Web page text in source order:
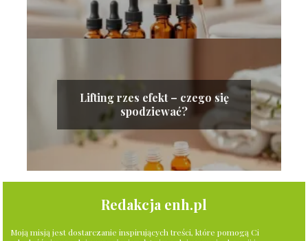
Lifting rzes efekt – czego się
spodziewać?
Redakcja enh.pl
Moją misją jest dostarczanie inspirujących treści, które pomogą Ci